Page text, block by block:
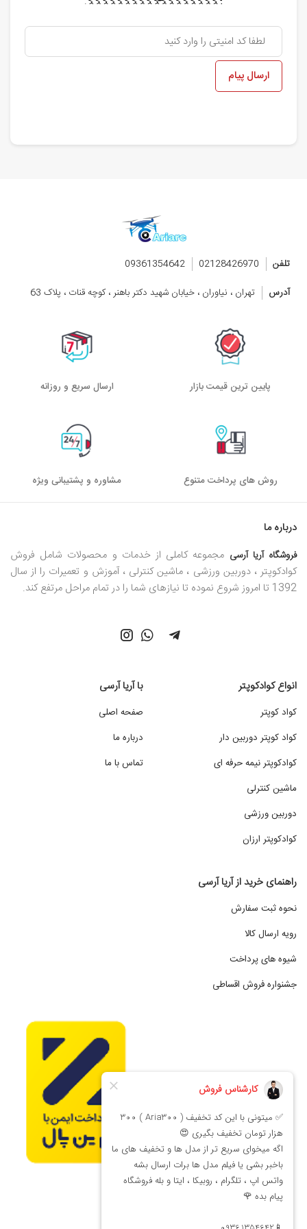
ارسال پیام
تلفن 02128426970
09361354642
آدرس
تهران ، نیاوران ، خیابان شهید دکتر باهنر ، کوچه قنات ، پلاک 63
پایین ترین قیمت بازار ارسال سریع و روزانه
روش های پرداخت متنوع مشاوره و پشتیبانی ویژه
درباره ما
فروشگاه آریا آرسی مجموعه کاملی از خدمات و محصولات شامل فروش
کوادکوپتر ، دوربین ورزشی ، ماشین کنترلی ، آموزش و تعمیرات را از سال
1392 تا امروز شروع نموده تا نیازهای شما را در تمام مراحل مرتفع کند.
انواع کوادکوپتر
کواد کوپتر
کواد کوپتر دوربین دار
کوادکوپتر نیمه حرفه ای
ماشین کنترلی
دوربین ورزشی
کوادکوپتر ارزان
با آریا آرسی
صفحه اصلی
درباره ما
تماس با ما
راهنمای خرید از آریا آرسی
نحوه ثبت سفارش
رویه ارسال کالا
شیوه های پرداخت
جشنواره فروش اقساطی